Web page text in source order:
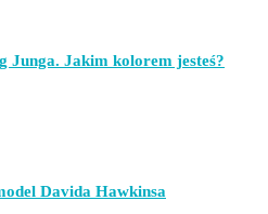
Junga. Jakim kolorem jesteś?
Davida Hawkinsa